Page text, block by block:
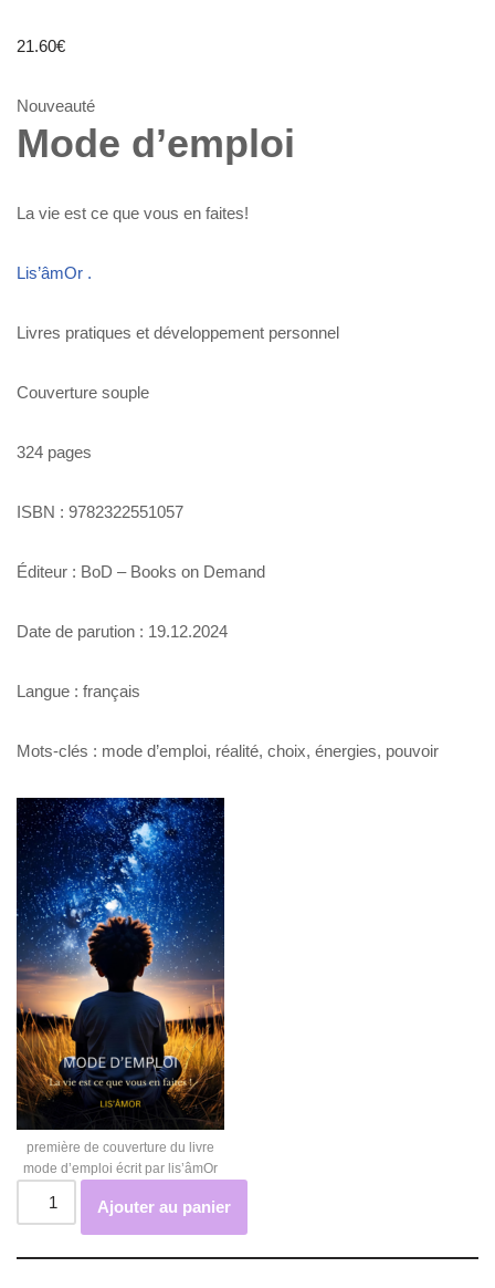
21.60€
Nouveauté
Mode d’emploi
La vie est ce que vous en faites!
Lis’âmOr .
Livres pratiques et développement personnel
Couverture souple
324 pages
ISBN : 9782322551057
Éditeur : BoD – Books on Demand
Date de parution : 19.12.2024
Langue : français
Mots-clés : mode d’emploi, réalité, choix, énergies, pouvoir
première de couverture du livre
mode d’emploi écrit par lis’âmOr
Ajouter au panier